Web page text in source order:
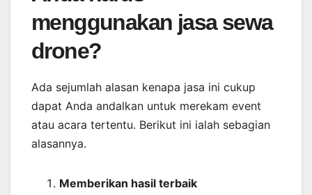
menggunakan jasa sewa
drone?
Ada sejumlah alasan kenapa jasa ini cukup
dapat Anda andalkan untuk merekam event
atau acara tertentu. Berikut ini ialah sebagian
alasannya.
Memberikan hasil terbaik